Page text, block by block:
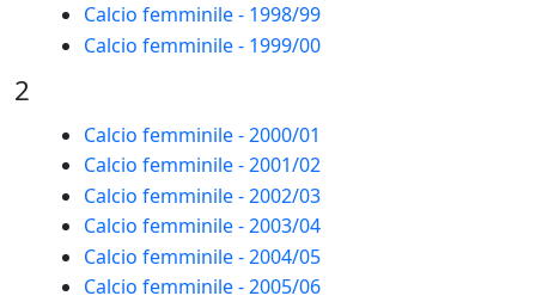
Calcio femminile - 1998/99
Calcio femminile - 1999/00
2
Calcio femminile - 2000/01
Calcio femminile - 2001/02
Calcio femminile - 2002/03
Calcio femminile - 2003/04
Calcio femminile - 2004/05
Calcio femminile - 2005/06